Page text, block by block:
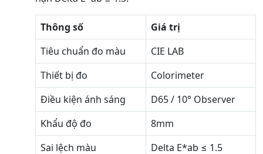
Thông số
Giá trị
Tiêu chuẩn đo màu
CIE LAB
Thiết bị đo
Colorimeter
Điều kiện ánh sáng
D65 / 10° Observer
Khẩu độ đo
8mm
Sai lệch màu
Delta E*ab ≤ 1.5